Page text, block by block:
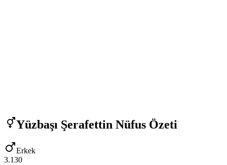
Yüzbaşı Şerafettin Nüfus Özeti
Erkek
3.130